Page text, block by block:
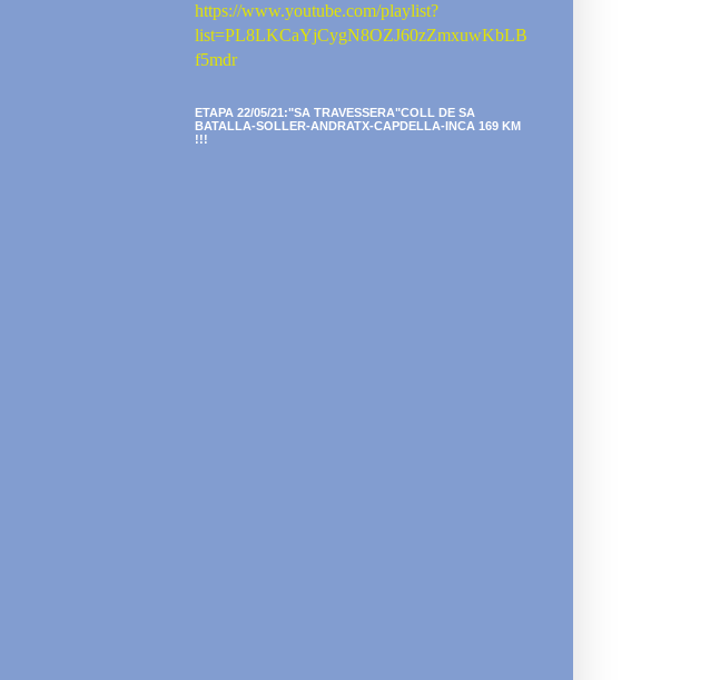
https://www.youtube.com/playlist?
list=PL8LKCaYjCygN8OZJ60zZmxuwKbLB
f5mdr
ETAPA 22/05/21:"SA TRAVESSERA"COLL DE SA
BATALLA-SOLLER-ANDRATX-CAPDELLA-INCA 169 KM
!!!